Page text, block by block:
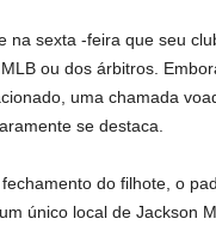
na sexta -feira que seu
ou dos árbitros.
uma chamada
se destaca.
do filhote, o
único local de Jackson